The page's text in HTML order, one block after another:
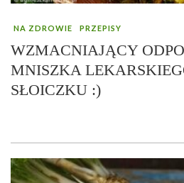
NA ZDROWIE PRZEPISY
WZMACNIAJĄCY
MNISZKA
SŁOICZKU :)